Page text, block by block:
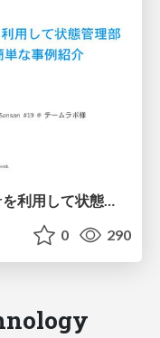
Riverpod & Riverpod Generatorを利用して状態管理部分の処理を書き換えてみる簡単な事例紹介
0 290